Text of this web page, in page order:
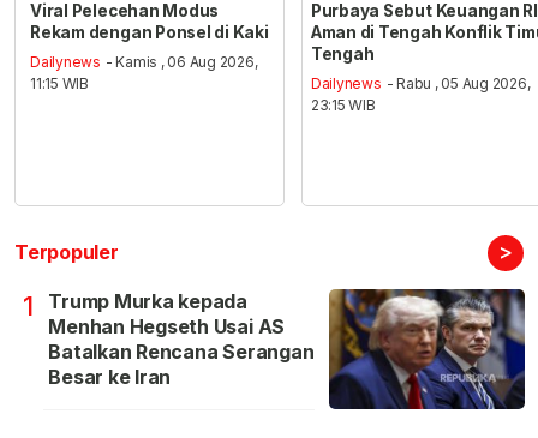
Viral Pelecehan Modus
Rekam dengan Ponsel di Kaki
Dailynews - Kamis , 06 Aug 2026,
11:15 WIB
Purbaya Sebut Keuangan RI
Aman di Tengah Konflik
Tengah
Dailynews - Rabu , 05 Aug 2026,
23:15 WIB
Terpopuler >
1
Trump Murka kepada
Menhan Hegseth Usai AS
Batalkan Rencana Serangan
Besar ke Iran